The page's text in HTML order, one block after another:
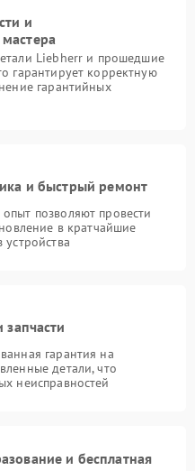
и
Liebherr и прошедшие
гарантирует корректную
гарантийных
и быстрый ремонт
позволяют провести
в кратчайшие
запчасти
гарантия на
детали, что
неисправностей
и бесплатная